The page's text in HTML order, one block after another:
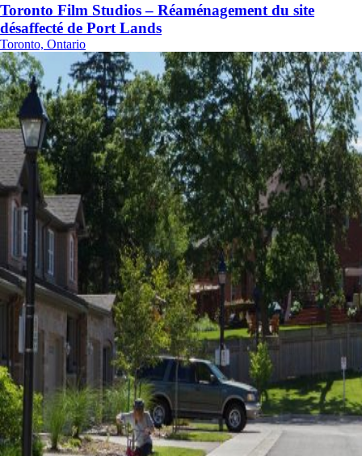
Toronto Film Studios – Réaménagement du site
désaffecté de Port Lands
Toronto, Ontario